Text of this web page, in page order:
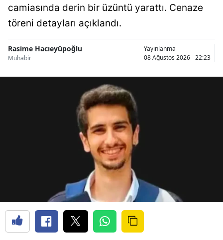
camiasında derin bir üzüntü yarattı. Cenaze
töreni detayları açıklandı.
Rasime Hacıeyüpoğlu
Muhabir
Yayınlanma
08 Ağustos 2026 - 22:23